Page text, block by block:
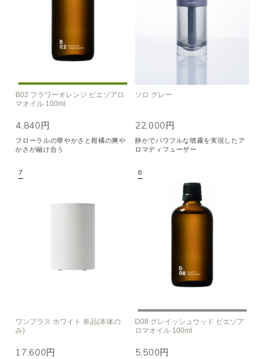
B02 フラワーオレンジ ピエゾアロ
マオイル 100ml
4,840円
フローラルの華やかさと柑橘の爽や
かさが融け合う
ソロ グレー
22,000円
静かでパワフルな噴霧を実現したア
ロマディフューザー
ワンプラス ホワイト 単品(本体の
み)
17,600円
D08 グレイッシュウッド ピエゾア
ロマオイル 100ml
5,500円